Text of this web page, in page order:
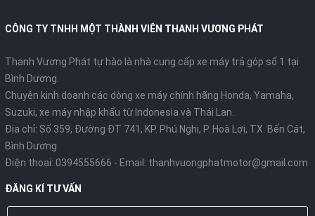
rệt để khách hàng dễ dàng lựa chọn dựa trên túi tiền và nhu
Đây là phiên bản dành cho những ai thích sự đơn giản, bền bỉ và
giá thành hợp lý.
Đặc điểm:
thao.
Màu sắc: *Xanh Bạc Hà (Mint):
CÔNG TY TNHH MỘT THÀNH VIÊN THANH VƯƠNG PHÁT
Thanh Vương Phát tự hào là nhà cung cấp xe máy trả góp số 1 tại
Bình Dương.
Chuyên kinh doanh các dòng xe máy chính hãng Honda, Yamaha,
Suzuki, xe máy nhập khẩu từ Indonesia và Thái Lan.
Địa chỉ: Số 359, Đường ĐT 741, KP. Phú Nghị, P. Hoà Lợi, TX. Bến Cát,
Bình Dương
Điện thoại: 0394555666 - Email: thanhvuongphatmotor@gmail.com
ĐĂNG KÍ TƯ VẤN